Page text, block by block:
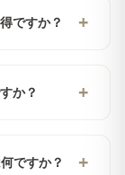
ですか？ +
か？ +
ですか？ +